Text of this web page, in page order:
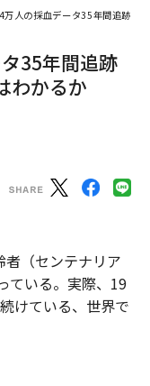
万人の採血データ35年間追跡
35年間追跡
わかるか
（センテナリア
ている。実際、19
けている、世界で